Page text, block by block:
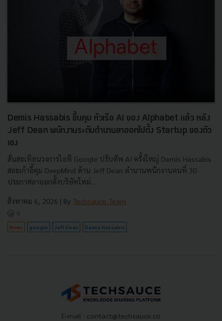
Demis Hassabis ขึ้นคุม หัวเรือ AI ของ Alphabet แล้ว หลัง
Jeff Dean พนักงานระดับตำนานลาออกไปตั้ง Startup ของตัว
เอง
สั่นสะเทือนวงการไอที Google ปรับทัพ AI ครั้งใหญ่ Demis Hassabis
สละเก้าอี้คุม DeepMind ด้าน Jeff Dean ตำนานพนักงานคนที่ 30
ประกาศลาออกตั้งบริษัทใหม่...
สิงหาคม 6, 2026 | By Techsauce Team
0
News google Jeff Dean Demis Hassabis
E-mail : contact@techsauce.co